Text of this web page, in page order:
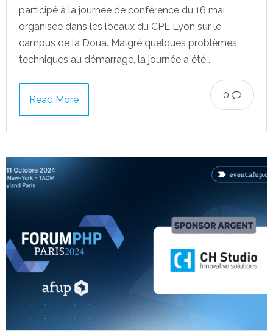
participé à la journée de conférence du 16 mai
organisée dans les locaux du CPE Lyon sur le
campus de la Doua. Malgré quelques problèmes
techniques au démarrage, la journée a été…
0
Read More